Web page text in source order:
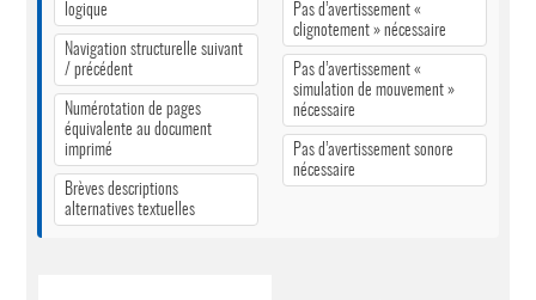
logique
Navigation structurelle suivant
/ précédent
Numérotation de pages
équivalente au document
imprimé
Brèves descriptions
alternatives textuelles
Pas d’avertissement «
clignotement » nécessaire
Pas d’avertissement «
simulation de mouvement »
nécessaire
Pas d’avertissement sonore
nécessaire